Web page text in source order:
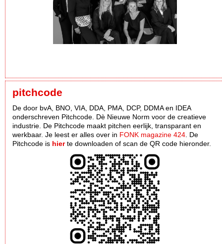
pitchcode
De door bvA, BNO, VIA, DDA, PMA, DCP, DDMA en IDEA
onderschreven Pitchcode. Dè Nieuwe Norm voor de creatieve
industrie. De Pitchcode maakt pitchen eerlijk, transparant en
werkbaar. Je leest er alles over in FONK magazine 424 . De
Pitchcode is hierte downloaden of scan de QR code hieronder.